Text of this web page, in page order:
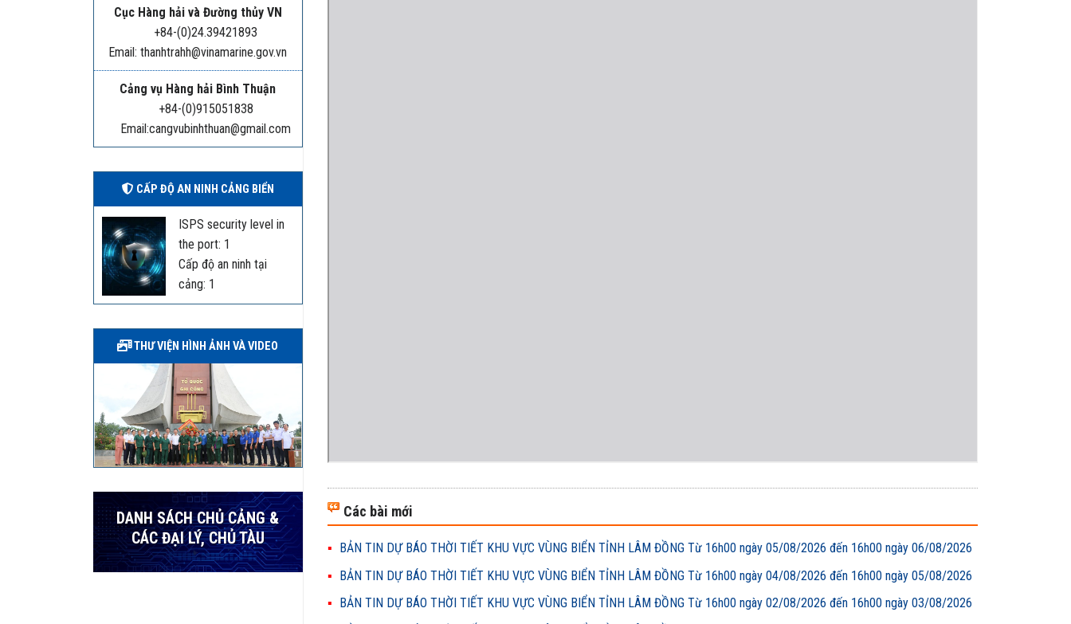
Cục Hàng hải và Đường thủy VN
+84-(0)24.39421893
Email: thanhtrahh@vinamarine.gov.vn
Cảng vụ Hàng hải Bình Thuận
+84-(0)915051838
Email:cangvubinhthuan@gmail.com
CẤP ĐỘ AN NINH CẢNG BIỂN
ISPS security level in
the port: 1
Cấp độ an ninh tại
cảng: 1
THƯ VIỆN HÌNH ẢNH VÀ VIDEO
DANH SÁCH CHỦ CẢNG &
CÁC ĐẠI LÝ, CHỦ TÀU
Các bài mới
BẢN TIN DỰ BÁO THỜI TIẾT KHU VỰC VÙNG BIỂN TỈNH LÂM ĐỒNG Từ 16h00 ngày 05/08/2026 đến 16h00 ngày 06/08/2026
BẢN TIN DỰ BÁO THỜI TIẾT KHU VỰC VÙNG BIỂN TỈNH LÂM ĐỒNG Từ 16h00 ngày 04/08/2026 đến 16h00 ngày 05/08/2026
BẢN TIN DỰ BÁO THỜI TIẾT KHU VỰC VÙNG BIỂN TỈNH LÂM ĐỒNG Từ 16h00 ngày 02/08/2026 đến 16h00 ngày 03/08/2026